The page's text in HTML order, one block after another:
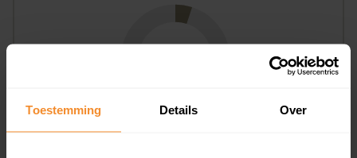
Toestemming Details Over